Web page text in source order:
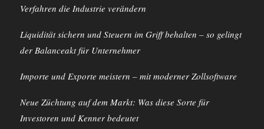
Verfahren die Industrie verändern
Liquidität sichern und Steuern im Griff behalten – so gelingt
der Balanceakt für Unternehmer
Importe und Exporte meistern – mit moderner Zollsoftware
Neue Züchtung auf dem Markt: Was diese Sorte für
Investoren und Kenner bedeutet